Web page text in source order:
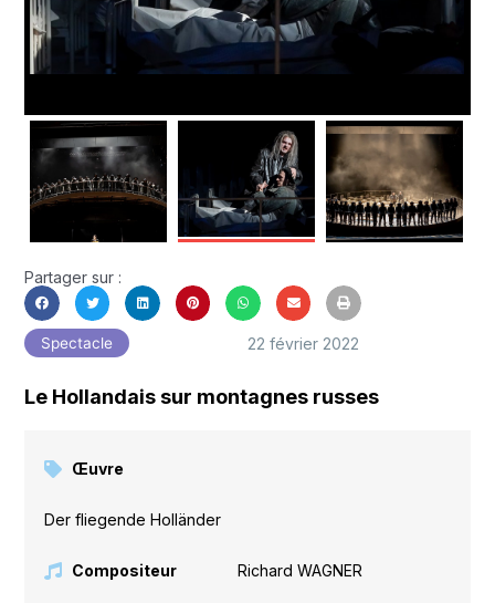
Partager sur :
Spectacle 22 février 2022
Le Hollandais sur montagnes russes
Œuvre
Der fliegende Holländer
Compositeur Richard WAGNER